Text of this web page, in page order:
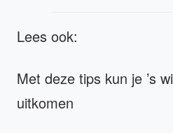
Lees ook:
Met deze tips kun je ’s
uitkomen